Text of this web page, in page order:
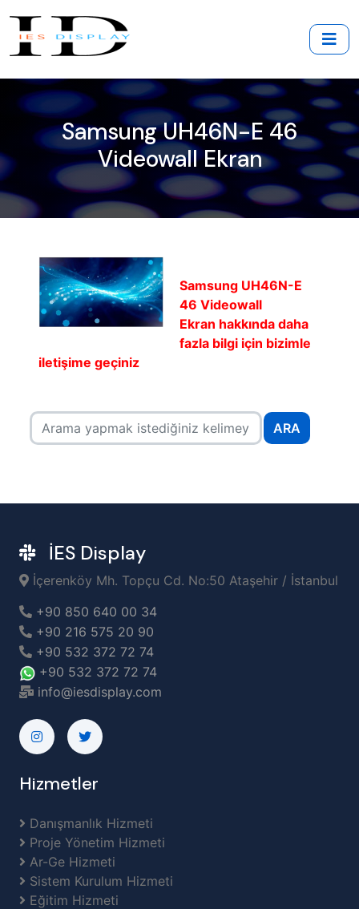
Samsung UH46N-E 46
Videowall Ekran
Samsung UH46N-E
46 Videowall
Ekran hakkında daha
fazla bilgi için bizimle
iletişime geçiniz
ARA
İES Display
İçerenköy Mh. Topçu Cd. No:50 Ataşehir / İstanbul
+90 850 640 00 34
+90 216 575 20 90
+90 532 372 72 74
+90 532 372 72 74
info@iesdisplay.com
Hizmetler
Danışmanlık Hizmeti
Proje Yönetim Hizmeti
Ar-Ge Hizmeti
Sistem Kurulum Hizmeti
Eğitim Hizmeti